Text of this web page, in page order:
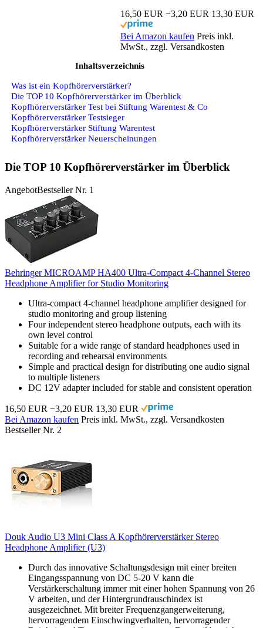
16,50 EUR −3,20 EUR 13,30 EUR
Bei Amazon kaufen Preis inkl.
MwSt., zzgl. Versandkosten
Inhaltsverzeichnis
Was ist ein Kopfhörerverstärker?
Die TOP 10 Kopfhörerverstärker im Überblick
Kopfhörerverstärker Test bei Stiftung Warentest & Co
Kopfhörerverstärker Testsieger
Kopfhörerverstärker Stiftung Warentest
Kopfhörerverstärker Neuerscheinungen
Die TOP 10 Kopfhörerverstärker im Überblick
AngebotBestseller Nr. 1
Behringer MICROAMP HA400 Ultra-Compact 4-Channel Stereo
Headphone Amplifier for Studio Monitoring
Ultra-compact 4-channel headphone amplifier designed for
studio monitoring and group listening
Four independent stereo headphone outputs, each with its
own level control
Suitable for a wide range of standard headphones used in
recording and rehearsal environments
Simple and practical design for distributing one audio signal
to multiple listeners
DC 12V adapter included for stable and consistent operation
16,50 EUR −3,20 EUR 13,30 EUR
Bei Amazon kaufen Preis inkl. MwSt., zzgl. Versandkosten
Bestseller Nr. 2
Douk Audio U3 Mini Class A Kopfhörerverstärker Stereo
Headphone Amplifier (U3)
Durch das innovative Schaltungsdesign mit einer breiten
Eingangsspannung von DC 5-20 V kann die
Verstärkerschaltung immer mit einer hohen Spannung von 26
V arbeiten, und der Hintergrundrauschindex ist
ausgezeichnet. Mit breiter Frequenzgangerweiterung,
hervorragendem Einschwingverhalten, hervorragender